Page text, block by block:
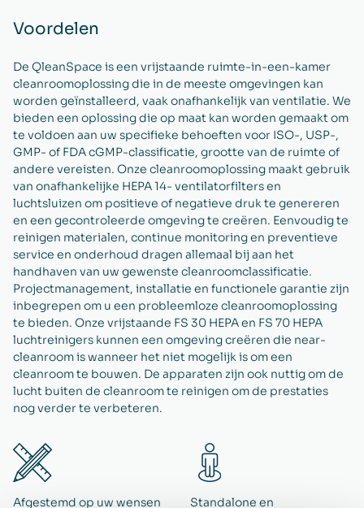
Voordelen
De QleanSpace is een vrijstaande ruimte-in-een-kamer
cleanroomoplossing die in de meeste omgevingen kan
worden geïnstalleerd, vaak onafhankelijk van ventilatie. We
bieden een oplossing die op maat kan worden gemaakt om
te voldoen aan uw specifieke behoeften voor ISO-, USP-,
GMP- of FDA cGMP-classificatie, grootte van de ruimte of
andere vereisten. Onze cleanroomoplossing maakt gebruik
van onafhankelijke HEPA 14- ventilatorfilters en
luchtsluizen om positieve of negatieve druk te genereren
en een gecontroleerde omgeving te creëren. Eenvoudig te
reinigen materialen, continue monitoring en preventieve
service en onderhoud dragen allemaal bij aan het
handhaven van uw gewenste cleanroomclassificatie.
Projectmanagement, installatie en functionele garantie zijn
inbegrepen om u een probleemloze cleanroomoplossing
te bieden. Onze vrijstaande FS 30 HEPA en FS 70 HEPA
luchtreinigers kunnen een omgeving creëren die near-
cleanroom is wanneer het niet mogelijk is om een
cleanroom te bouwen. De apparaten zijn ook nuttig om de
lucht buiten de cleanroom te reinigen om de prestaties
nog verder te verbeteren.
Afgestemd op uw wensen Standalone en